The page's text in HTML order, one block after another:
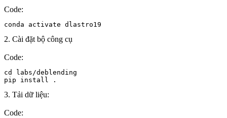
Code:
conda activate dlastro19
2. Cài đặt bộ công cụ
Code:
cd labs/deblending
pip install .
3. Tải dữ liệu:
Code: